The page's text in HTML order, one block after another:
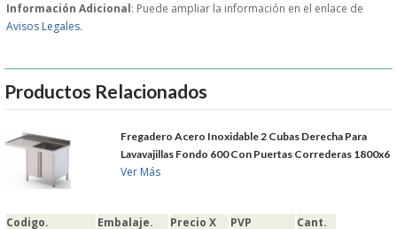
DEVOLUCIONES
CONDICIONES DE USO
NOTICIAS
Información Adicional: Puede ampliar la información en el enlace de
Avisos Legales.
Productos Relacionados
Fregadero Acero Inoxidable 2 Cubas Derecha Para
Lavavajillas Fondo 600 Con Puertas Correderas 1800x6
Ver Más
Codigo. Embalaje. Precio X PVP Cant.